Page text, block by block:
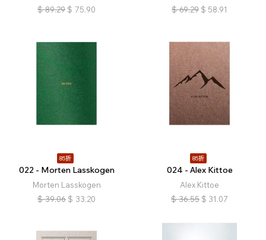
$ 89.29 $ 75.90
$ 69.29 $ 58.91
85折
022 - Morten Lasskogen
Morten Lasskogen
$ 39.06 $ 33.20
85折
024 - Alex Kittoe
Alex Kittoe
$ 36.55 $ 31.07